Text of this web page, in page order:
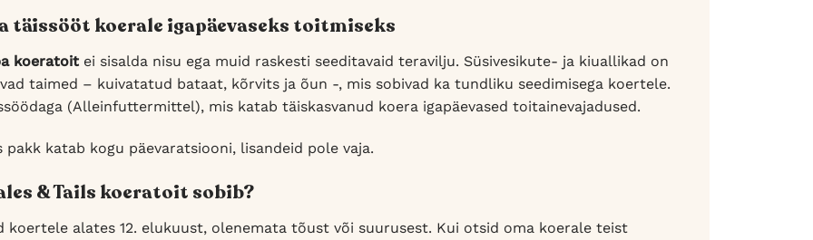
täissööt koerale igapäevaseks toitmiseks
koeratoit ei sisalda nisu ega muid raskesti seeditavaid teravilju. Süsivesikute- ja kiuallikad on
taimed – kuivatatud bataat, kõrvits ja õun -, mis sobivad ka tundliku seedimisega koertele.
(Alleinfuttermittel), mis katab täiskasvanud koera igapäevased toitainevajadused.
katab kogu päevaratsiooni, lisandeid pole vaja.
& Tails koeratoit sobib?
koertele alates 12. elukuust, olenemata tõust või suurusest. Kui otsid oma koerale teist